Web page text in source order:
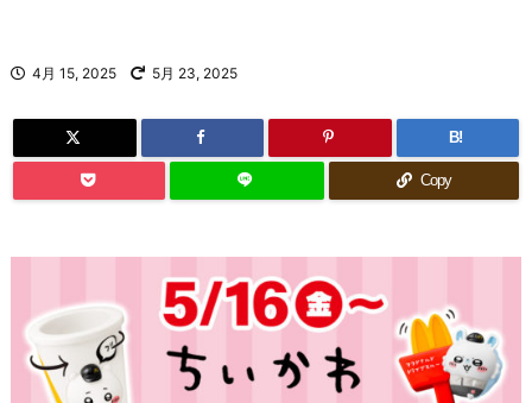
4月 15, 2025 5月 23, 2025
B!
Copy